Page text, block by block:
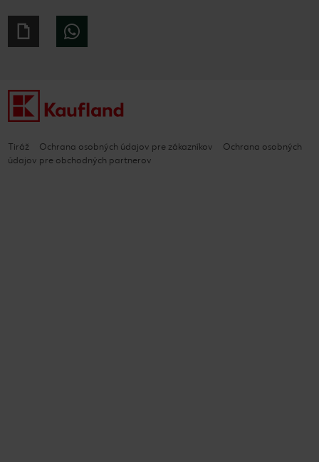
Giphy
Tiráž Ochrana osobných údajov pre zákazníkov
Ochrana osobných
údajov pre obchodných partnerov